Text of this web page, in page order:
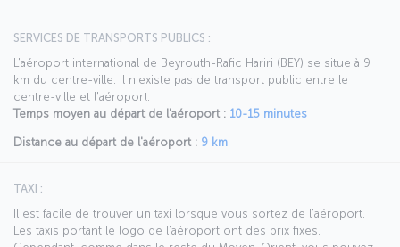
SERVICES DE TRANSPORTS PUBLICS :
L'aéroport international de Beyrouth-Rafic Hariri (BEY) se situe à 9
km du centre-ville. Il n'existe pas de transport public entre le
centre-ville et l'aéroport.
Temps moyen au départ de l'aéroport : 10-15 minutes
Distance au départ de l'aéroport : 9 km
TAXI :
Il est facile de trouver un taxi lorsque vous sortez de l'aéroport.
Les taxis portant le logo de l'aéroport ont des prix fixes.